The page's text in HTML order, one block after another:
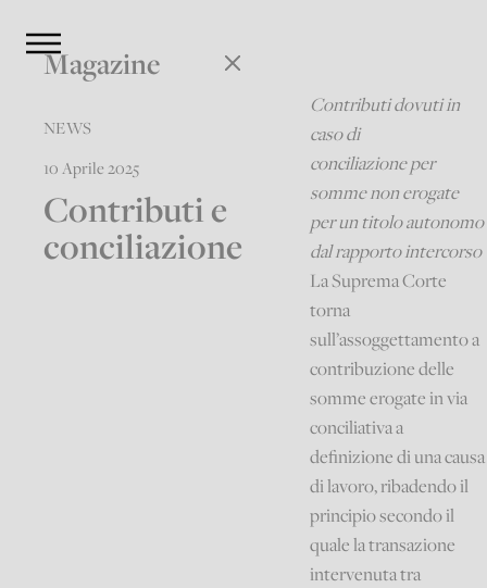
Magazine
NEWS
10 Aprile 2025
Contributi e
conciliazione
Contributi dovuti in
caso di
conciliazioneper
somme non erogate
per un titolo autonomo
dal rapporto intercorso
La Suprema Corte
torna
sull’assoggettamento a
contribuzione delle
somme erogate in via
conciliativa a
definizione di una causa
di lavoro, ribadendo il
principio secondo il
quale la transazione
intervenuta tra